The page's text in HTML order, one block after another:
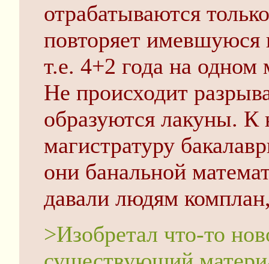
отрабатываются
повторяет имевшуюся
т.е. 4+2 года на одном
Не происходит
образуются лакуны. К
магистратуру
они банальной
давали людям
>Изобретал что-то